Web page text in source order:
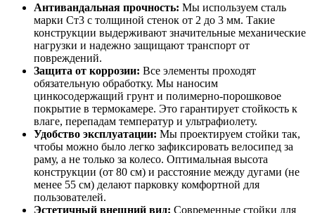
Антивандальная прочность: Мы используем сталь
марки Ст3 с толщиной стенок от 2 до 3 мм. Такие
конструкции выдерживают значительные механические
нагрузки и надежно защищают транспорт от
повреждений.
Защита от коррозии: Все элементы проходят
обязательную обработку. Мы наносим
цинкосодержащий грунт и полимерно-порошковое
покрытие в термокамере. Это гарантирует стойкость к
влаге, перепадам температур и ультрафиолету.
Удобство эксплуатации: Мы проектируем стойки так,
чтобы можно было легко зафиксировать велосипед за
раму, а не только за колесо. Оптимальная высота
конструкции (от 80 см) и расстояние между дугами (не
менее 55 см) делают парковку комфортной для
пользователей.
Эстетичный внешний вид: Современные стойки для